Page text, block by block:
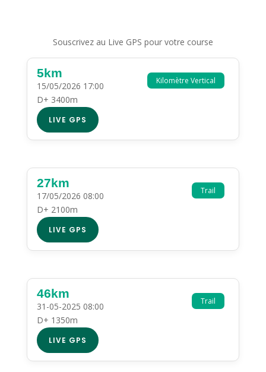
Souscrivez au Live GPS pour votre course
Kilomètre Vertical
5km
15/05/2026 17:00
D+ 3400m
LIVE GPS
Trail
27km
17/05/2026 08:00
D+ 2100m
LIVE GPS
Trail
46km
31-05-2025 08:00
D+ 1350m
LIVE GPS